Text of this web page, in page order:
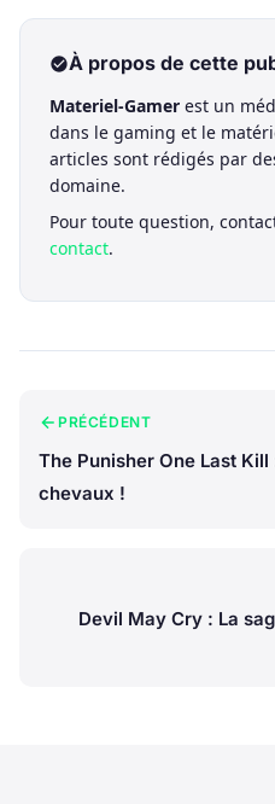
À propos de cette
Materiel-Gamer est un
dans le gaming et le
articles sont rédigés par
domaine.
Pour toute question,
contact.
PRÉCÉDENT
The Punisher One Last
chevaux !
Devil May Cry : La